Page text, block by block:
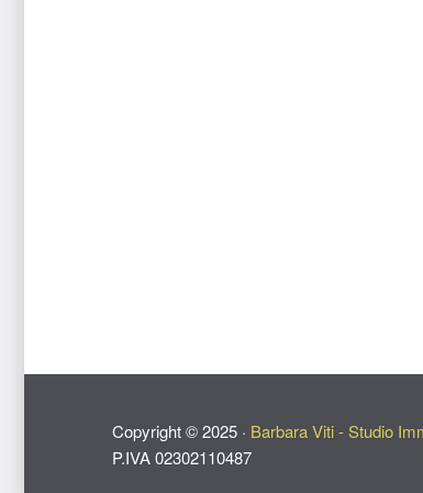
Copyright ©2025 · Barbara Viti - Studio
P.IVA 02302110487